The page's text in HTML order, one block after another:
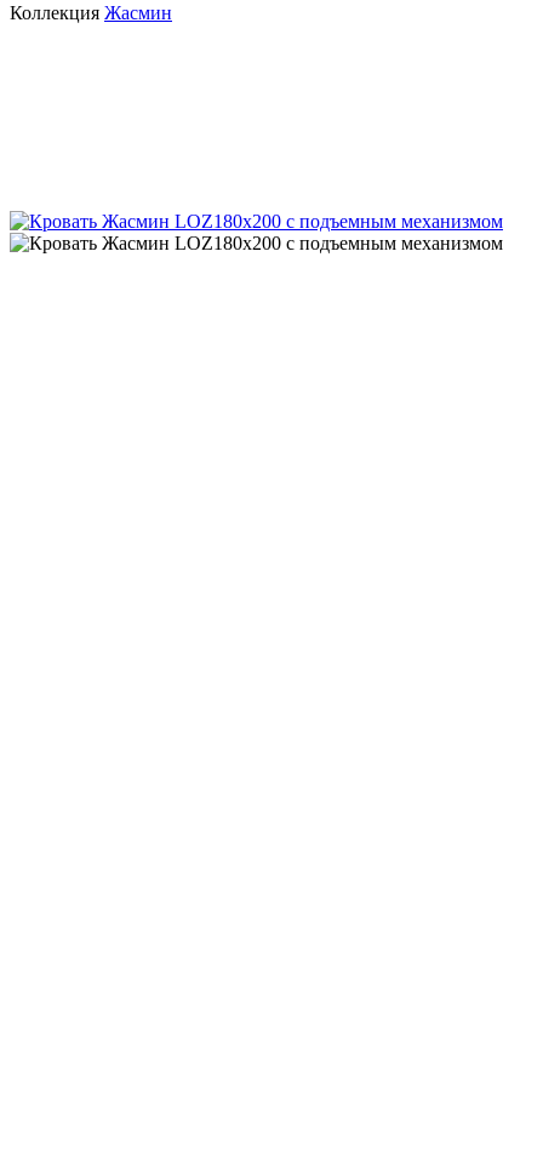
Коллекция Жасмин